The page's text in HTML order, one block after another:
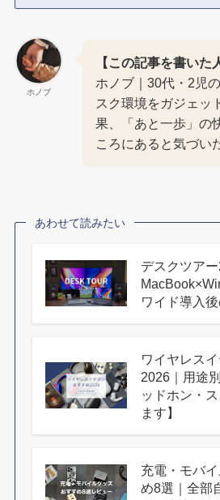
ホノブ
【この記事を書いた
ホノブ｜30代・2児
スク環境をガジェッ
果、「あと一歩」の
ころにあると気づい
あわせて読みたい
デスクツアー
ワイド導入
ワイヤレス
2026｜用途
ッドホン・
ます】
充電・モバ
め8選｜全部